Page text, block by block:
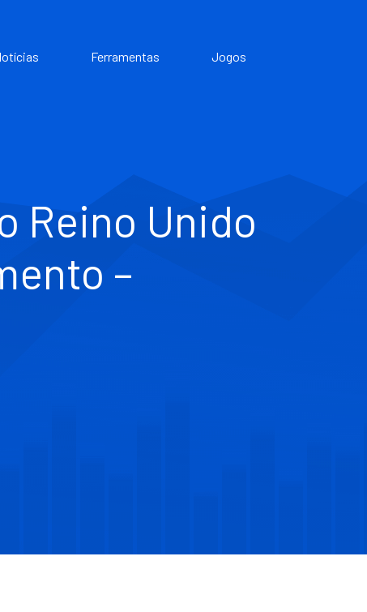
Ferramentas Jogos
Reino Unido
–